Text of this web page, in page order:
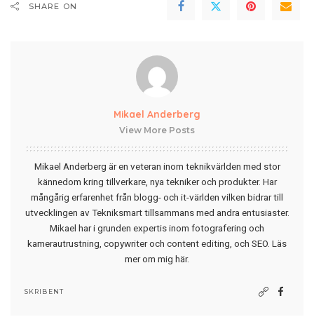
SHARE ON
Mikael Anderberg
View More Posts
Mikael Anderberg är en veteran inom teknikvärlden med stor
kännedom kring tillverkare, nya tekniker och produkter. Har
mångårig erfarenhet från blogg- och it-världen vilken bidrar till
utvecklingen av Tekniksmart tillsammans med andra entusiaster.
Mikael har i grunden expertis inom fotografering och
kamerautrustning, copywriter och content editing, och SEO. Läs
mer om mig här.
SKRIBENT